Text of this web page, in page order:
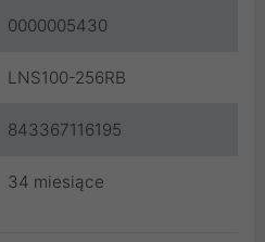
0000005430
LNS100-256RB
843367116195
34 miesiące